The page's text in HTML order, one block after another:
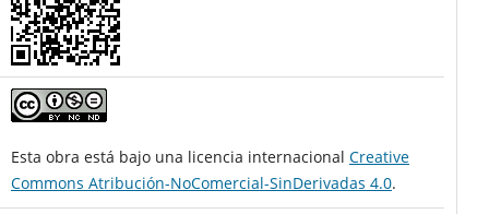
Esta obra está bajo una licencia internacional Creative
Commons Atribución-NoComercial-SinDerivadas 4.0.